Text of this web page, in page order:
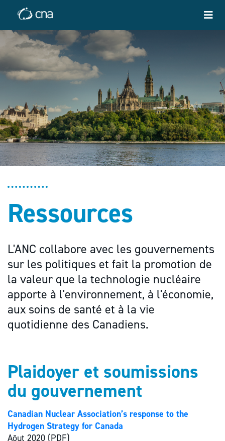
Ressources
L'ANC collabore avec les gouvernements
sur les politiques et fait la promotion de
la valeur que la technologie nucléaire
apporte à l'environnement, à l'économie,
aux soins de santé et à la vie
quotidienne des Canadiens.
Plaidoyer et soumissions
du gouvernement
Canadian Nuclear Association’s response to the
Hydrogen Strategy for Canada
Aôut 2020 (PDF)